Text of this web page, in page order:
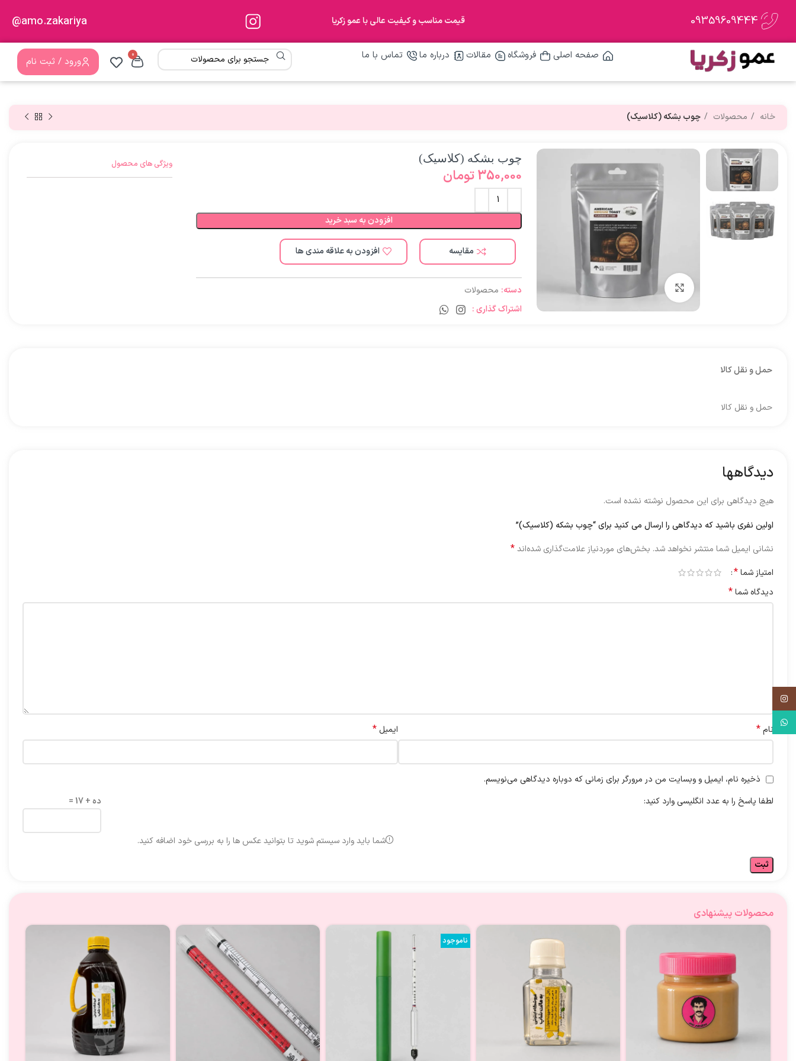
09359609444 قیمت مناسب و کیفیت عالی با عمو زکریا amo.zakariya@
صفحه اصلی فروشگاه مقالات درباره ما تماس با ما 0
ورود / ثبت نام
خانه محصولات چوب بشکه (کلاسیک)
برای بزرگنمایی کلیک کنید
چوب بشکه (کلاسیک)
350,000تومان
افزودن به سبد خرید
مقایسه افزودن به علاقه مندی ها
دسته: محصولات
اشتراک گذاری :
ویژگی های محصول
حمل و نقل کالا
حمل و نقل کالا
دیدگاهها
هیچ دیدگاهی برای این محصول نوشته نشده است.
اولین نفری باشید که دیدگاهی را ارسال می کنید برای “چوب بشکه (کلاسیک)”
نشانی ایمیل شما منتشر نخواهد شد. بخش‌های موردنیاز علامت‌گذاری شده‌اند*
امتیاز شما*
دیدگاه شما*
نام* ایمیل *
ذخیره نام، ایمیل و وبسایت من در مرورگر برای زمانی که دوباره دیدگاهی می‌نویسم.
لطفا پاسخ را به عدد انگلیسی وارد کنید:
ده + 17 =
شما باید وارد سیستم شوید تا بتوانید عکس ها را به بررسی خود اضافه کنید.
محصولات پیشنهادی
ناموجود
واتس آپ